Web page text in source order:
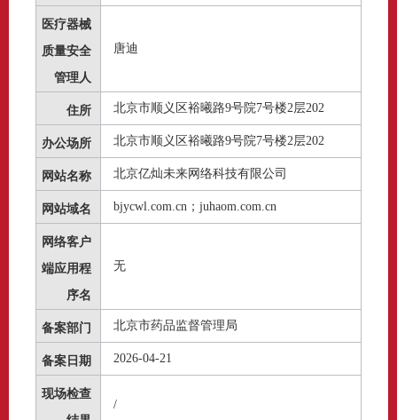
医疗器械
质量安全
管理人
唐迪
住所 北京市顺义区裕曦路9号院7号楼2层202
办公场所 北京市顺义区裕曦路9号院7号楼2层202
网站名称 北京亿灿未来网络科技有限公司
网站域名 bjycwl.com.cn；juhaom.com.cn
网络客户
端应用程
序名
无
备案部门 北京市药品监督管理局
备案日期 2026-04-21
现场检查
/